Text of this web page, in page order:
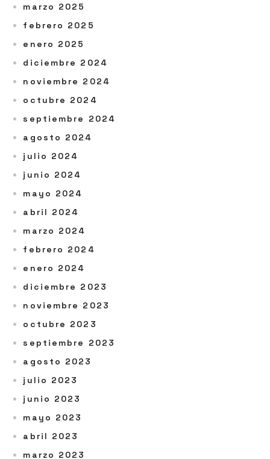
marzo 2025
febrero 2025
enero 2025
diciembre 2024
noviembre 2024
octubre 2024
septiembre 2024
agosto 2024
julio 2024
junio 2024
mayo 2024
abril 2024
marzo 2024
febrero 2024
enero 2024
diciembre 2023
noviembre 2023
octubre 2023
septiembre 2023
agosto 2023
julio 2023
junio 2023
mayo 2023
abril 2023
marzo 2023